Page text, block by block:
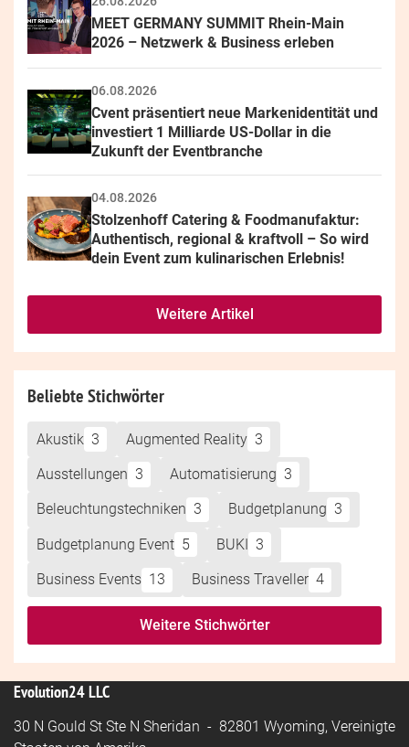
MEET GERMANY SUMMIT Rhein-Main
2026 – Netzwerk & Business erleben
06.08.2026
Cvent präsentiert neue Markenidentität und
investiert 1 Milliarde US-Dollar in die
Zukunft der Eventbranche
04.08.2026
Stolzenhoff Catering & Foodmanufaktur:
Authentisch, regional & kraftvoll – So wird
dein Event zum kulinarischen Erlebnis!
Weitere Artikel
Beliebte Stichwörter
Akustik 3 Augmented Reality 3
Ausstellungen 3 Automatisierung 3
Beleuchtungstechniken 3 Budgetplanung 3
Budgetplanung Event 5 BUKI 3
Business Events 13 Business Traveller 4
Weitere Stichwörter
Evolution24 LLC
30 N Gould St Ste N Sheridan - 82801 Wyoming, Vereinigte